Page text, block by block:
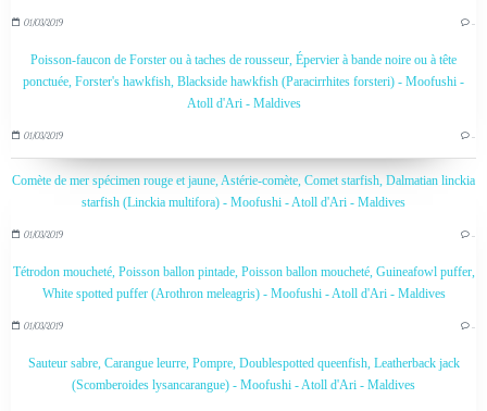
01/03/2019 …
Poisson-faucon de Forster ou à taches de rousseur, Épervier à bande noire ou à tête
ponctuée, Forster's hawkfish, Blackside hawkfish (Paracirrhites forsteri) - Moofushi -
Atoll d'Ari - Maldives
01/03/2019 …
Comète de mer spécimen rouge et jaune, Astérie-comète, Comet starfish, Dalmatian linckia
starfish (Linckia multifora) - Moofushi - Atoll d'Ari - Maldives
01/03/2019 …
Tétrodon moucheté, Poisson ballon pintade, Poisson ballon moucheté, Guineafowl puffer,
White spotted puffer (Arothron meleagris) - Moofushi - Atoll d'Ari - Maldives
01/03/2019 …
Sauteur sabre, Carangue leurre, Pompre, Doublespotted queenfish, Leatherback jack
(Scomberoides lysancarangue) - Moofushi - Atoll d'Ari - Maldives